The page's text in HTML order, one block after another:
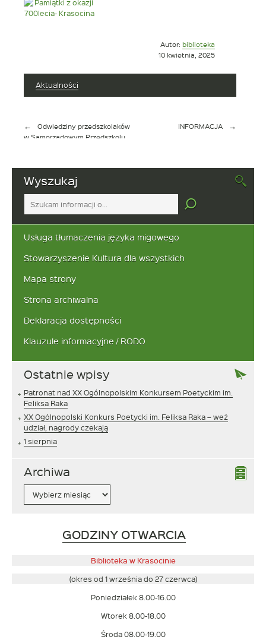
Autor: biblioteka
w
10 kwietnia, 2025
Aktualności
Nawigacja
wpisu
Odwiedziny przedszkolaków
w Samorządowym Przedszkolu
INFORMACJA
Wyszukaj
wpisz
Usługa tłumaczenia języka migowego
Stowarzyszenie Kultura dla wszystkich
Mapa strony
Strona archiwalna
Deklaracja dostępności
Klauzule informacyjne / RODO
Ostatnie wpisy
Patronat nad XX Ogólnopolskim Konkursem Poetyckim im.
Feliksa Raka
XX Ogólnopolski Konkurs Poetycki im. Feliksa Raka – weź
udział, nagrody czekają
1 sierpnia
Archiwa
GODZINY OTWARCIA
otwiera
w
nowym
Biblioteka w Krasocinie
(okres od 1 września do 27 czerwca)
Poniedziałek 8.00-16.00
Wtorek 8.00-18.00
Środa 08.00-19.00